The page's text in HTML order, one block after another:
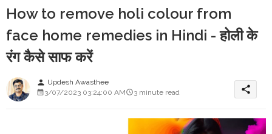
How to remove holi colour from
face home remedies in Hindi - होली के
रंग कैसे साफ करें
person Updesh Awasthee
3/07/2023 03:24:00 AM
3 minute read share